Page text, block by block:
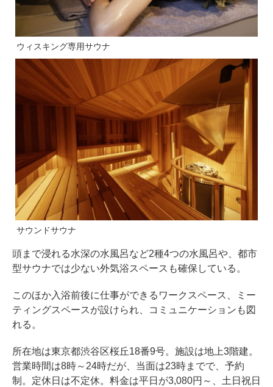
ウィスキング専用サウナ
サウンドサウナ
頭まで浸れる水深の水風呂など2種4つの水風呂や、都市
型サウナでは少ない外気浴スペースも確保している。
このほか入浴前後に仕事ができるワークスペース、ミー
ティングスペースが設けられ、コミュニケーションも図
れる。
所在地は東京都渋谷区桜丘18番9号。施設は地上3階建。
営業時間は8時～24時だが、当面は23時までで、予約
制。定休日は不定休。料金は平日が3,080円～、土日祝日